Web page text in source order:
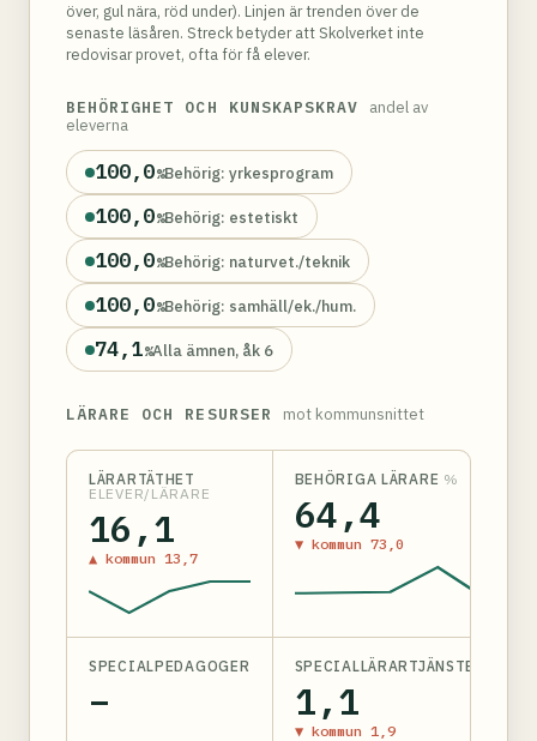
över, gul nära, röd under). Linjen är trenden över de
senaste läsåren. Streck betyder att Skolverket inte
redovisar provet, ofta för få elever.
BEHÖRIGHET OCH KUNSKAPSKRAV andel av
eleverna
100,0%Behörig: yrkesprogram
100,0%Behörig: estetiskt
100,0%Behörig: naturvet./teknik
100,0%Behörig: samhäll/ek./hum.
74,1%Alla ämnen, åk 6
LÄRARE OCH RESURSER mot kommunsnittet
LÄRARTÄTHET
ELEVER/LÄRARE
16,1
▲ kommun 13,7
BEHÖRIGA LÄRARE %
64,4
▼ kommun 73,0
SPECIALPEDAGOGER
–
SPECIALLÄRARTJÄNSTER
1,1
▼ kommun 1,9